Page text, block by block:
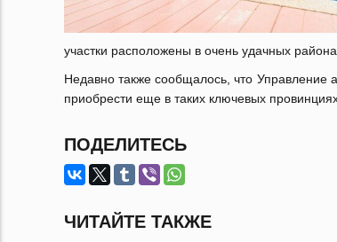
участки расположены в очень удачных
Недавно также сообщалось, что Управление
приобрести еще в таких ключевых
ПОДЕЛИТЕСЬ
ЧИТАЙТЕ ТАКЖЕ